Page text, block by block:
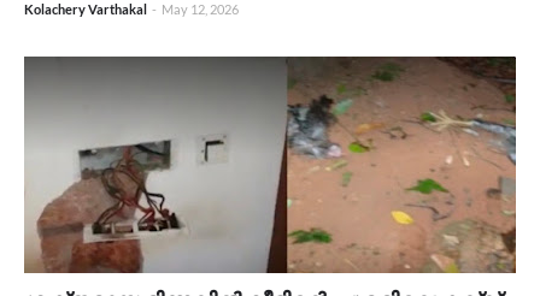
Kolachery Varthakal - May 12, 2026